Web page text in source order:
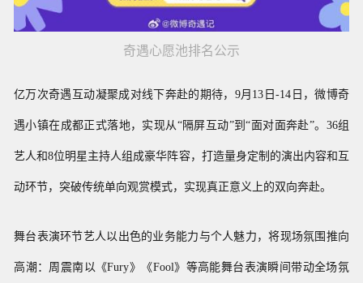
奇遇心愿池排名公示
亿万次奇遇互动凝聚成对线下奔赴的期待，9月13日-14日，微博奇
遇小镇在成都正式落地，实现从“隔屏互动”到“面对面奔赴”。 36组
艺人和8位明星主持人组成豪华阵容，打造量身定制的演出内容和互
动环节，突破传统单向观赏模式，实现真正意义上的双向奔赴。
舞台表演环节艺人以 出色的业务能力与个人魅力，将现场氛围推向
高潮：周震南以《Fury》《Fool》等高能舞台表演瞬间带动全场氛